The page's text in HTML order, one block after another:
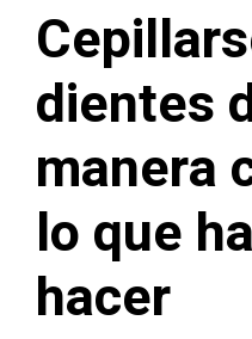
dientes
manera
lo que
hacer